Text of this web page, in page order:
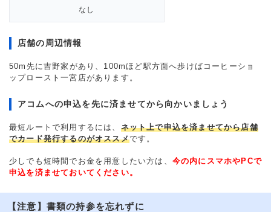
なし
店舗の周辺情報
50m先に吉野家があり、100mほど駅方面へ歩けばコーヒーショ
ップロースト一宮店があります。
アコムへの申込を先に済ませてから向かいましょう
最短ルートで利用するには、 ネット上で申込を済ませてから店舗
でカード発行するのがオススメです。
少しでも短時間でお金を用意したい方は、 今の内にスマホやPCで
申込を済ませておいてください。
【注意】書類の持参を忘れずに